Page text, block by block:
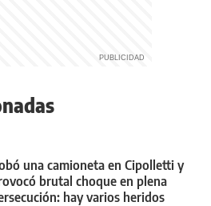
una camioneta en Cipolletti y
brutal choque en plena
hay varios heridos